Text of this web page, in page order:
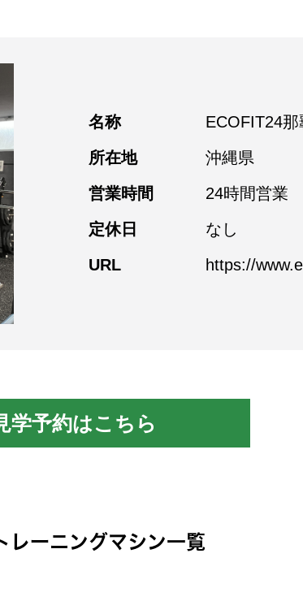
名称
ECOFIT24
所在地
沖縄県
営業時間
24時間営業
定休日
なし
URL
https://
学予約はこちら
レーニングマシン一覧